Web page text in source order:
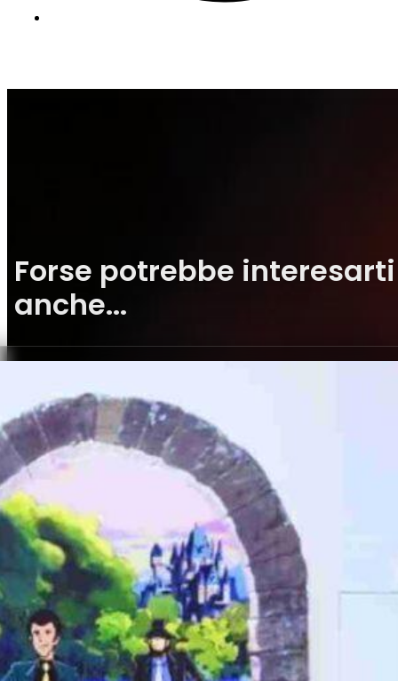
Forse potrebbe interesarti
anche...